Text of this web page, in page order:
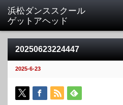
20250623224447
2025-6-23